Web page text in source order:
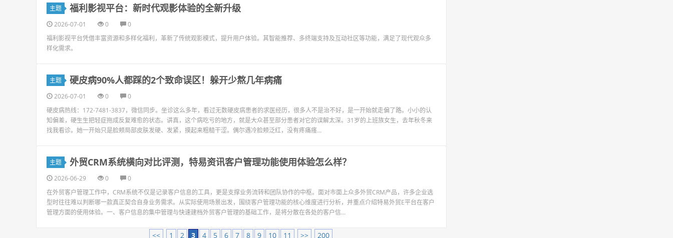
主题 福利影视平台：新时代观影体验的全新升级
2026-07-01 0
0
福利影视平台凭借丰富资源和多样化福利，革新了传统观影模式，提升用户体验。其智能推荐、多终端支持及互动社区等功能，满足了现代观众多
样化需求。
主题 硬皮病90%人都踩的2个致命误区！躲开少熬几年病痛
2026-07-01 0
0
硬皮病热线：172-7481-3837，微信同步。坐诊这么多年，看过无数硬皮病患者的求医经历，很多人不是治不好，是一开始就走偏了路。小小的认
知偏差，硬生生把轻症拖成反复难愈的状态。讲真，这个病吃亏的地方，就是大众甚至部分患者对它的误解太深。31岁的上班族女生，去年秋冬来
找我看诊。她一开始只是脸颊局部皮肤发硬、发紧，摸起来粗糙干涩。偶尔遇冷脸颊泛红，没有疼痛瘙...
主题 外贸CRM系统横向对比评测，特易资讯客户管理功能使用体验怎么样？
2026-06-29 0
0
在外贸客户管理工作中，CRM系统不仅是记录客户信息的工具，更是支撑业务流转和团队协作的中枢。面对市面上众多外贸CRM产品，许多企业选
型时往往难以判断哪一款真正契合自身业务需求。从实际使用场景出发，围绕客户管理功能的核心维度进行分析，并重点介绍特易外贸E平台在客户
管理方面的使用体验。一、客户信息的集中管理与快速建档外贸客户管理的基础工作，是将分散在各处的客户信...
<< 1 2 3 4 5 6 7 8 9 10 11 >> 200